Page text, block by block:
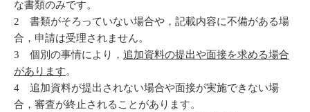
な書類のみです。
2 書類がそろっていない場合や，記載内容に不備がある場
合，申請は受理されません。
3 個別の事情により， 追加資料の提出や面接を求める場合
があります。
4 追加資料が提出されない場合や面接が実施できない場
合，審査が終止されることがあります。